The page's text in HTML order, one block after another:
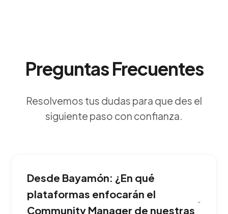
Preguntas Frecuentes
Resolvemos tus dudas para que des el
siguiente paso con confianza.
Desde Bayamón: ¿En qué
plataformas enfocarán el
Community Manager de nuestras